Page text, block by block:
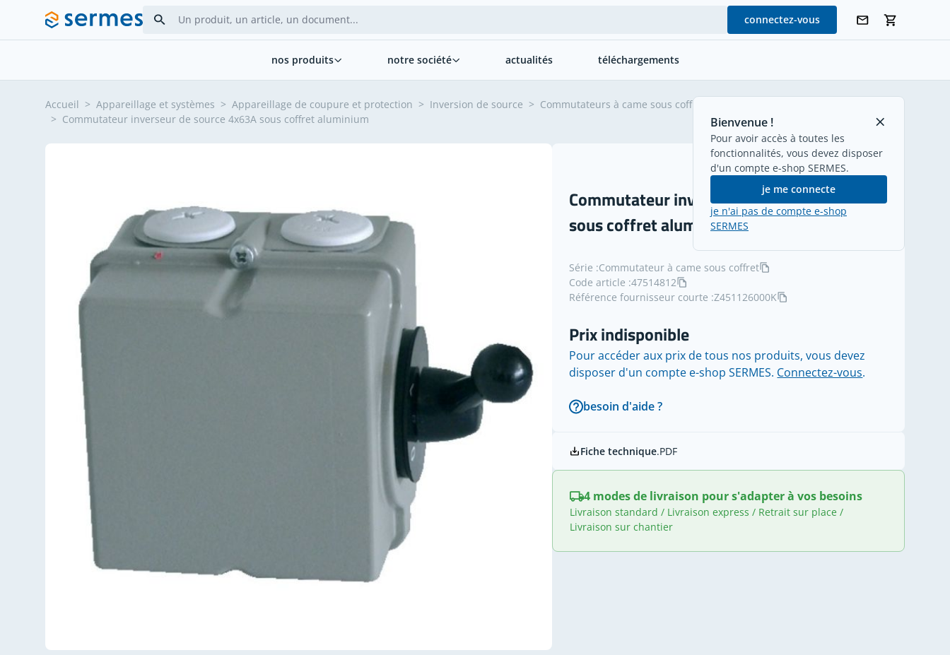
Allez au contenu
connectez-vous
Bienvenue !
Pour avoir accès à toutes les
fonctionnalités, vous devez disposer
d'un compte e-shop SERMES.
je me connecte
je n'ai pas de compte e-shop
SERMES
nos produits notre société actualités téléchargements
Accueil > Appareillage et systèmes > Appareillage de coupure et protection > Inversion de source > Commutateurs à came sous coffret
> Commutateur inverseur de source 4x63A sous coffret aluminium
Commutateur inverseur de source 4x63A
sous coffret aluminium
Série :Commutateur à came sous coffret
Code article :47514812
Référence fournisseur courte :Z451126000K
Prix indisponible
Pour accéder aux prix de tous nos produits, vous devez
disposer d'un compte e-shop SERMES. Connectez-vous.
besoin d'aide ?
Fiche technique.PDF
4 modes de livraison pour s'adapter à vos besoins
Livraison standard / Livraison express / Retrait sur place /
Livraison sur chantier